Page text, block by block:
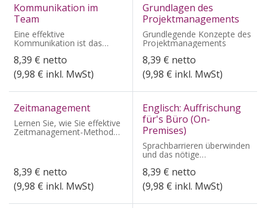
Kommunikation im
Team
Eine effektive
Kommunikation ist das
erfolgreichen Teams.
8,39 € netto
(9,98 € inkl. MwSt)
Grundlagen des
Projektmanagements
Grundlegende Konzepte des
Projektmanagements
8,39 € netto
(9,98 € inkl. MwSt)
Zeitmanagement
Lernen Sie, wie Sie effektive
Zeitmanagement-Methoden
in Ihren Arbeitsalltag
8,39 € netto
(9,98 € inkl. MwSt)
Englisch: Auffrischung
für's Büro (On-
Premises)
Sprachbarrieren überwinden
und das nötige
Selbstbewusstsein, um im
Büro sicher und souverän
auf Englisch zu
kommunizieren.
8,39 € netto
(9,98 € inkl. MwSt)